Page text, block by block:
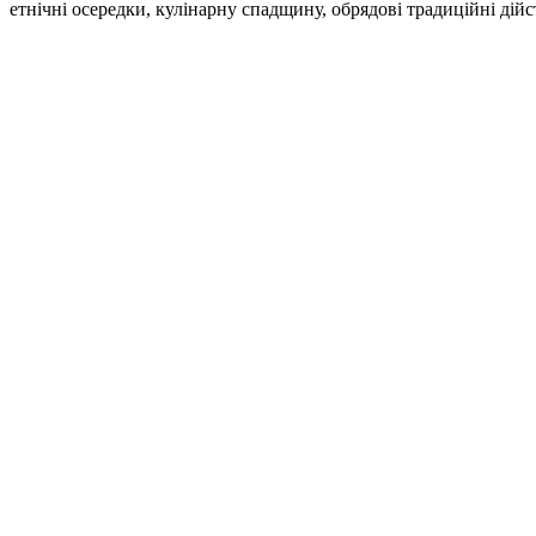
етнічні осередки, кулінарну спадщину, обрядові традиційні